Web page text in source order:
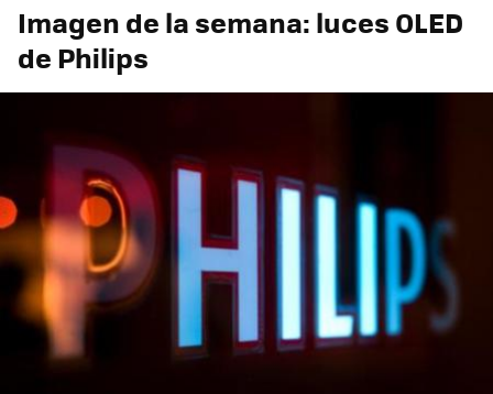
Imagen de la semana: luces OLED
de Philips